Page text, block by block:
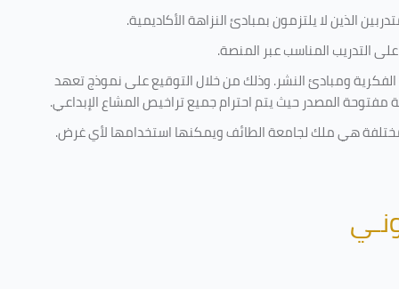
الذين لا يلتزمون بمبادئ النزاهة الأكاديمية.
التدريب المناسب عبر المنصة.
ومبادئ النشر. وذلك من خلال التوقيع على نموذج تعهد
مفتوحة المصدر حيث يتم احترام جميع تراخيص المشاع الإبداعي.
مختلفة هي ملك لجامعة الطائف ويمكنها استخدامها لأي غرض.